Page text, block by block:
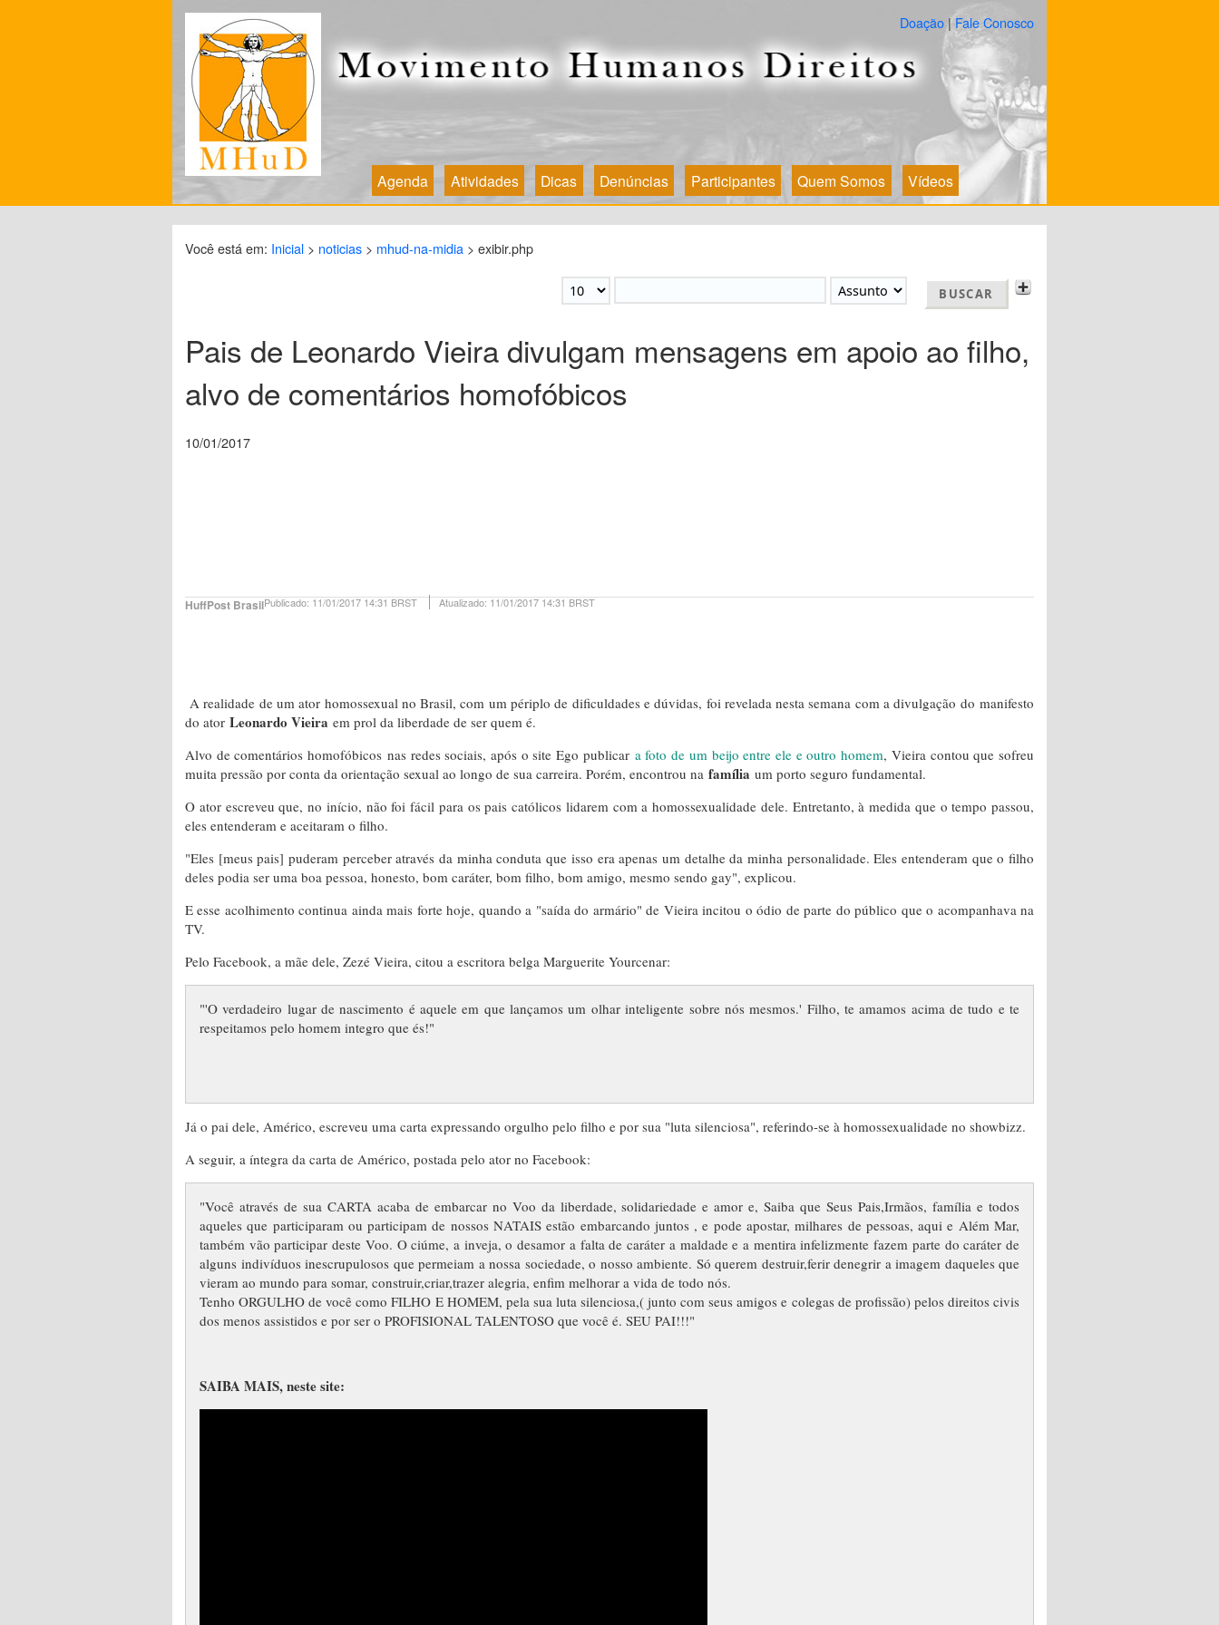
Doação|Fale Conosco
Agenda Atividades Dicas Denúncias Participantes Quem Somos Vídeos
Você está em: Inicial > noticias > mhud-na-midia > exibir.php
Pais de Leonardo Vieira divulgam mensagens em apoio ao filho,
alvo de comentários homofóbicos
10/01/2017
HuffPost BrasilPublicado:11/01/2017 14:31 BRST Atualizado:11/01/2017 14:31 BRST
A realidade de um ator homossexual no Brasil, com um périplo de dificuldades e dúvidas, foi revelada nesta semana com a divulgação do manifesto
do ator Leonardo Vieira em prol da liberdade de ser quem é.
Alvo de comentários homofóbicos nas redes sociais, após o site Ego publicar a foto de um beijo entre ele e outro homem, Vieira contou que sofreu
muita pressão por conta da orientação sexual ao longo de sua carreira. Porém, encontrou na família um porto seguro fundamental.
O ator escreveu que, no início, não foi fácil para os pais católicos lidarem com a homossexualidade dele. Entretanto, à medida que o tempo passou,
eles entenderam e aceitaram o filho.
"Eles [meus pais] puderam perceber através da minha conduta que isso era apenas um detalhe da minha personalidade. Eles entenderam que o filho
deles podia ser uma boa pessoa, honesto, bom caráter, bom filho, bom amigo, mesmo sendo gay", explicou.
E esse acolhimento continua ainda mais forte hoje, quando a "saída do armário" de Vieira incitou o ódio de parte do público que o acompanhava na
TV.
Pelo Facebook, a mãe dele, Zezé Vieira, citou a escritora belga Marguerite Yourcenar:
"'O verdadeiro lugar de nascimento é aquele em que lançamos um olhar inteligente sobre nós mesmos.' Filho, te amamos acima de tudo e te
respeitamos pelo homem integro que és!"
Já o pai dele, Américo, escreveu uma carta expressando orgulho pelo filho e por sua "luta silenciosa", referindo-se à homossexualidade no showbizz.
A seguir, a íntegra da carta de Américo, postada pelo ator no Facebook:
"Você através de sua CARTA acaba de embarcar no Voo da liberdade, solidariedade e amor e, Saiba que Seus Pais,Irmãos, família e todos
aqueles que participaram ou participam de nossos NATAIS estão embarcando juntos , e pode apostar, milhares de pessoas, aqui e Além Mar,
também vão participar deste Voo. O ciúme, a inveja, o desamor a falta de caráter a maldade e a mentira infelizmente fazem parte do caráter de
alguns indivíduos inescrupulosos que permeiam a nossa sociedade, o nosso ambiente. Só querem destruir,ferir denegrir a imagem daqueles que
vieram ao mundo para somar, construir,criar,trazer alegria, enfim melhorar a vida de todo nós.
Tenho ORGULHO de você como FILHO E HOMEM, pela sua luta silenciosa,( junto com seus amigos e colegas de profissão) pelos direitos civis
dos menos assistidos e por ser o PROFISIONAL TALENTOSO que você é. SEU PAI!!!"
SAIBA MAIS, neste site: